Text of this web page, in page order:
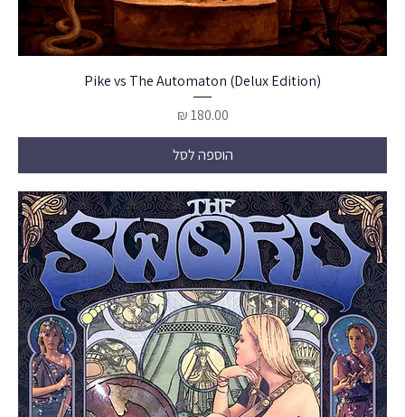
Pike vs The Automaton (Delux Edition)
מחיר
הוספה לסל